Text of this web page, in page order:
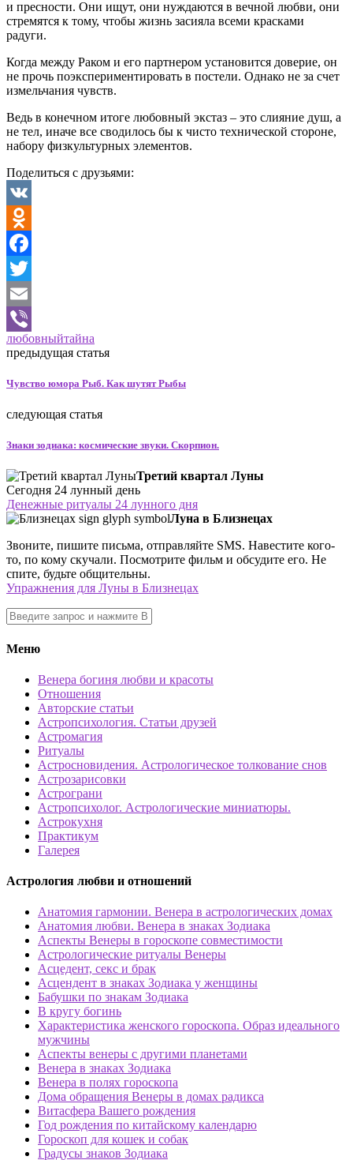
и пресности. Они ищут, они нуждаются в вечной любви, они
стремятся к тому, чтобы жизнь засияла всеми красками
радуги.
Когда между Раком и его партнером установится доверие, он
не прочь поэкспериментировать в постели. Однако не за счет
измельчания чувств.
Ведь в конечном итоге любовный экстаз – это слияние душ, а
не тел, иначе все сводилось бы к чисто технической стороне,
набору физкультурных элементов.
Поделиться с друзьями:
VK
Odnoklassniki
Facebook
Twitter
Email
Viber
любовныйтайна
предыдущая статья
Чувство юмора Рыб. Как шутят Рыбы
следующая статья
Знаки зодиака: космические звуки. Скорпион.
Третий квартал Луны
Сегодня 24 лунный день
Денежные ритуалы 24 лунного дня
Луна в Близнецах
Звоните, пишите письма, отправляйте SMS. Навестите кого-
то, по кому скучали. Посмотрите фильм и обсудите его. Не
спите, будьте общительны.
Упражнения для Луны в Близнецах
Меню
Венера богиня любви и красоты
Отношения
Авторские статьи
Астропсихология. Статьи друзей
Астромагия
Ритуалы
Астросновидения. Астрологическое толкование снов
Астрозарисовки
Астрограни
Астропсихолог. Астрологические миниатюры.
Астрокухня
Практикум
Галерея
Астрология любви и отношений
Анатомия гармонии. Венера в астрологических домах
Анатомия любви. Венера в знаках Зодиака
Аспекты Венеры в гороскопе совместимости
Астрологические ритуалы Венеры
Асцедент, секс и брак
Асцендент в знаках Зодиака у женщины
Бабушки по знакам Зодиака
В кругу богинь
Характеристика женского гороскопа. Образ идеального
мужчины
Аспекты венеры с другими планетами
Венера в знаках Зодиака
Венера в полях гороскопа
Дома обращения Венеры в домах радикса
Витасфера Вашего рождения
Год рождения по китайскому календарю
Гороскоп для кошек и собак
Градусы знаков Зодиака